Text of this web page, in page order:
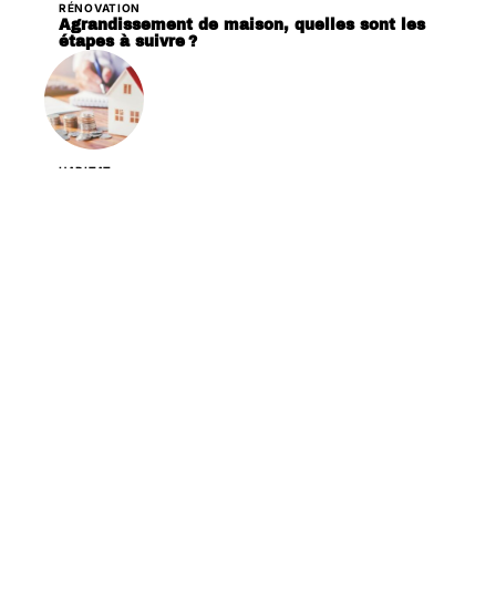
RÉNOVATION
Agrandissement de maison, quelles sont les
étapes à suivre ?
HABITAT